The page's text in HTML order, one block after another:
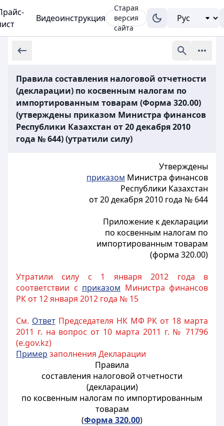
Видеоинструкция
Старая
версия
сайта
Правила составления налоговой отчетности
(декларации) по косвенным налогам по
импортированным товарам (Форма 320.00)
(утверждены приказом Министра финансов
Республики Казахстан от 20 декабря 2010
года № 644) (утратили силу)
Утверждены
приказом Министра финансов
Республики Казахстан
от 20 декабря 2010 года № 644
Приложение к декларации
по косвенным налогам по
импортированным товарам
(форма 320.00)
Утратили силу с 1 января 2012 года в
соответствии с приказом Министра финансов
РК от 12 января 2012 года № 15
См. ОтветПредседателя НК МФ РК от 18 марта
2011 г. на вопрос от 10 марта 2011 г. № 71796
(e.gov.kz)
Пример заполнения Декларации
Правила
составления налоговой отчетности
(декларации)
по косвенным налогам по импортированным
товарам
(Форма 320.00)